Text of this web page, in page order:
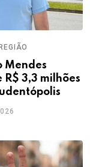
Mendes
3,3 milhões